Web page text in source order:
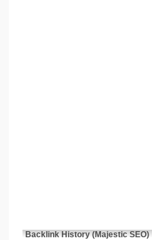
Backlink History (Majestic SEO)